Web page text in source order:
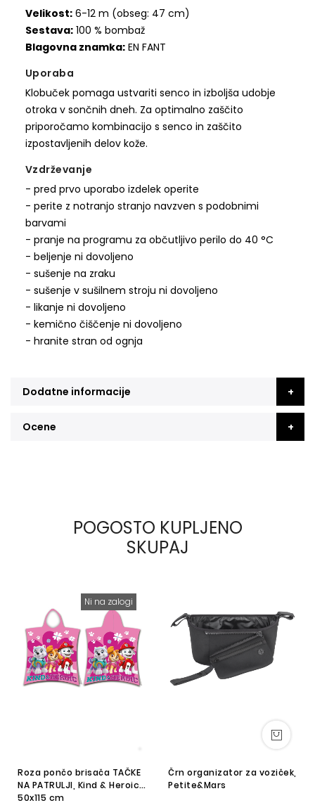
Velikost:6-12 m (obseg: 47 cm)
Sestava:100 % bombaž
Blagovna znamka:EN FANT
Uporaba
Klobuček pomaga ustvariti senco in izboljša udobje
otroka v sončnih dneh. Za optimalno zaščito
priporočamo kombinacijo s senco in zaščito
izpostavljenih delov kože.
Vzdrževanje
- pred prvo uporabo izdelek operite
- perite z notranjo stranjo navzven s podobnimi
barvami
- pranje na programu za občutljivo perilo do 40 °C
- beljenje ni dovoljeno
- sušenje na zraku
- sušenje v sušilnem stroju ni dovoljeno
- likanje ni dovoljeno
- kemično čiščenje ni dovoljeno
- hranite stran od ognja
Dodatne informacije
Ocene
POGOSTO KUPLJENO
SKUPAJ
Ni na zalogi
Roza pončo brisača TAČKE
NA PATRULJI, Kind & Heroic,
50x115 cm
Črn organizator za voziček,
Petite&Mars